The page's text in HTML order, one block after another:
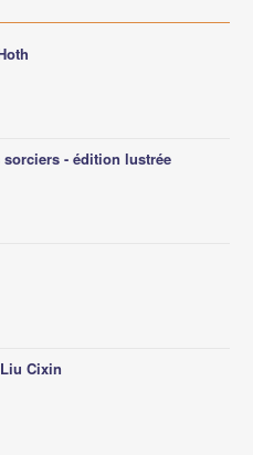
- édition lustrée
Cixin